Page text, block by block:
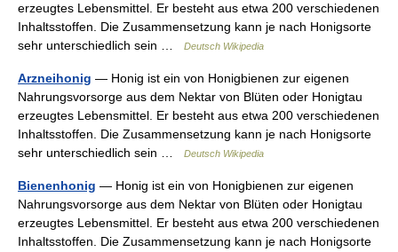
erzeugtes Lebensmittel. Er besteht aus etwa 200 verschiedenen
Inhaltsstoffen. Die Zusammensetzung kann je nach Honigsorte
sehr unterschiedlich sein …
Deutsch Wikipedia
Arzneihonig — Honig ist ein von Honigbienen zur eigenen
Nahrungsvorsorge aus dem Nektar von Blüten oder Honigtau
erzeugtes Lebensmittel. Er besteht aus etwa 200 verschiedenen
Inhaltsstoffen. Die Zusammensetzung kann je nach Honigsorte
sehr unterschiedlich sein …
Deutsch Wikipedia
Bienenhonig — Honig ist ein von Honigbienen zur eigenen
Nahrungsvorsorge aus dem Nektar von Blüten oder Honigtau
erzeugtes Lebensmittel. Er besteht aus etwa 200 verschiedenen
Inhaltsstoffen. Die Zusammensetzung kann je nach Honigsorte